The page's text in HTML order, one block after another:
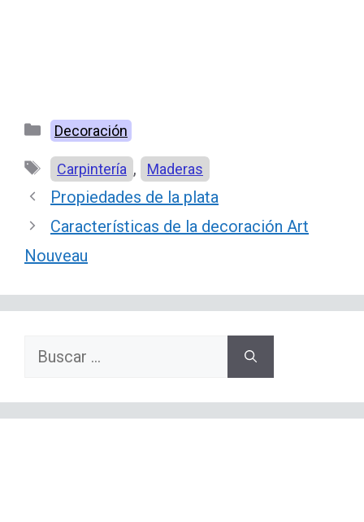
Categorías
Decoración
Etiquetas
Carpintería , Maderas
Propiedades de la plata
Características de la decoración Art
Nouveau
Buscar: